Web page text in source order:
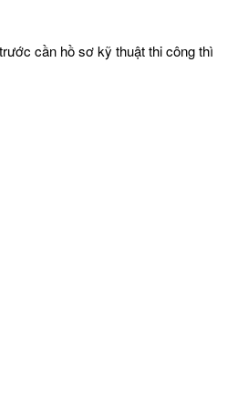
cần hồ sơ kỹ thuật thi công thì